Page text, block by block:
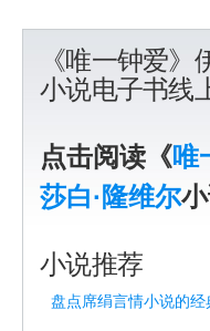
《唯一钟爱》
小说电子书线
点击阅读《唯
莎白·隆维尔
小说推荐
盘点席绢言情小说的经